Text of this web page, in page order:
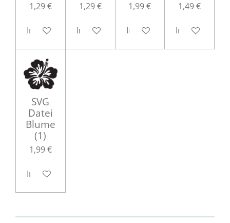
1,29 €
In den Warenkorb
1,29 €
In den Warenkorb
1,99 €
In den Warenkorb
1,49 €
In den
SVG
Datei
Blume
(1)
1,99 €
In den Warenkorb